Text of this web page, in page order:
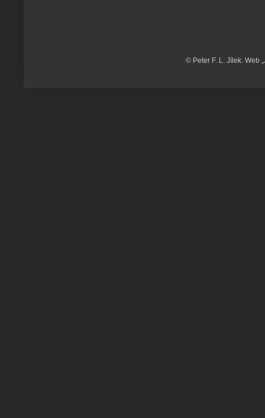
© Peter F. L. Jílek. Web